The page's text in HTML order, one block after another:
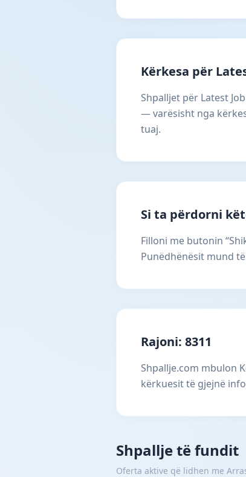
Kërkesa për
Shpalljet për Latest
— varësisht nga
tuaj.
Si ta përdorni
Filloni me butonin
Punëdhënësit mund
Rajoni: 8311
Shpallje.com mbulon
kërkuesit të gjejnë
Shpallje të fundit
Oferta aktive që lidhen me